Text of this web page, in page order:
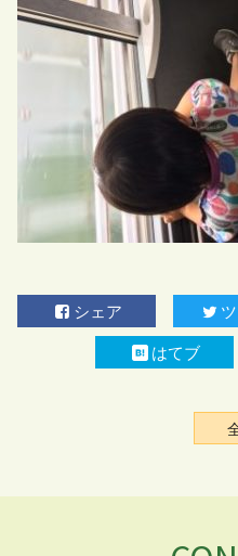
シェア
はてブ